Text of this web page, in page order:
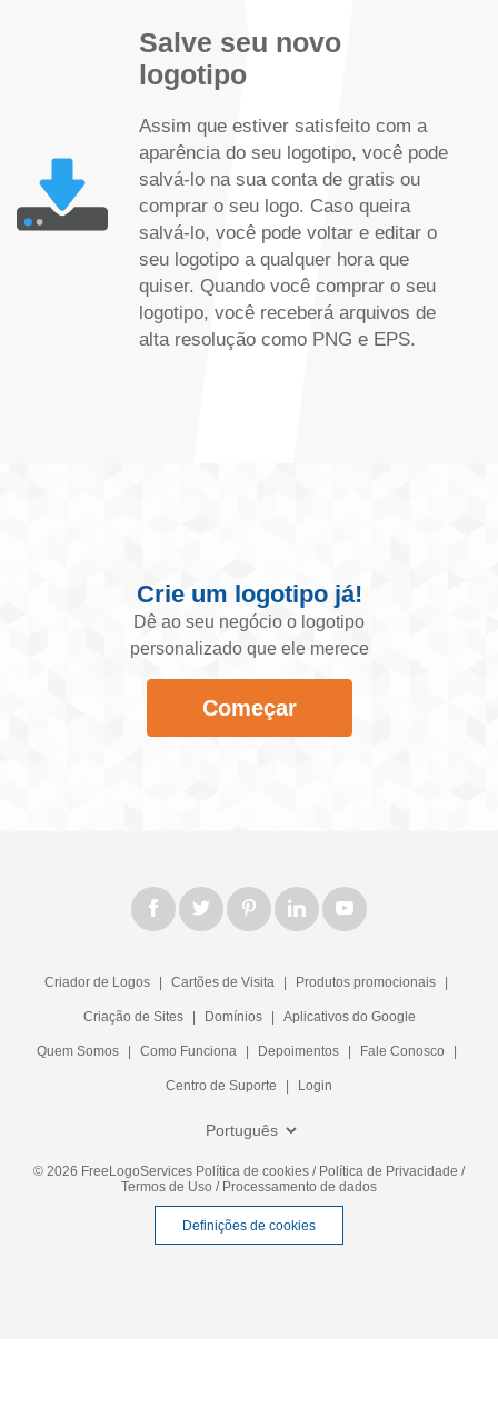
Salve seu novo
logotipo
Assim que estiver satisfeito com a
aparência do seu logotipo, você pode
salvá-lo na sua conta de gratis ou
comprar o seu logo. Caso queira
salvá-lo, você pode voltar e editar o
seu logotipo a qualquer hora que
quiser. Quando você comprar o seu
logotipo, você receberá arquivos de
alta resolução como PNG e EPS.
Crie um logotipo já!
Dê ao seu negócio o logotipo
personalizado que ele merece
Começar
Criador de Logos Cartões de Visita Produtos promocionais
Criação de Sites Domínios Aplicativos do Google
Quem Somos Como Funciona Depoimentos Fale Conosco
Centro de Suporte Login
© 2026 FreeLogoServices Política de cookies / Política de Privacidade /
Termos de Uso / Processamento de dados
Definições de cookies